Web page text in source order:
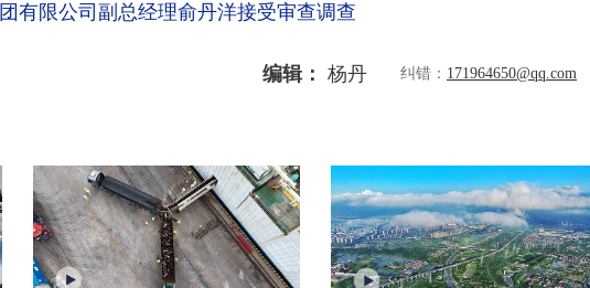
有限公司副总经理俞丹洋接受审查调查
编辑： 杨丹 纠错： 171964650@qq.com